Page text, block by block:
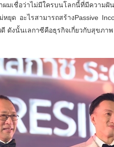
ผมเชื่อว่าไม่มีใครบนโลกนี้ที่มีความ
ม่หยุด อะไรสามารถสร้างPassive
ดังนั้นเลกาซีคือธุรกิจเกี่ยวกับสุขภ